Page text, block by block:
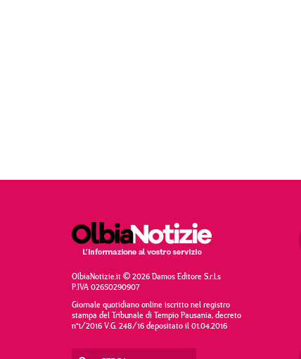
OlbiaNotizie.it © 2026 Damos Editore S.r.l.s
P.IVA 02650290907
Giornale quotidiano online iscritto nel registro
stampa del Tribunale di Tempio Pausania, decreto
n°1/2016 V.G. 248/16 depositato il 01.04.2016